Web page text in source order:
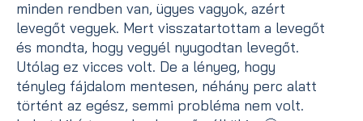
minden rendben van, ügyes vagyok, azért
levegőt vegyek. Mert visszatartottam a levegőt
és mondta, hogy vegyél nyugodtan levegőt.
Utólag ez vicces volt. De a lényeg, hogy
tényleg fájdalom mentesen, néhány perc alatt
történt az egész, semmi probléma nem volt.